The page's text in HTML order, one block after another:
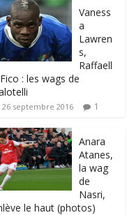
Vaness
a
Lawren
s,
Raffaell
: les wags de
26 septembre 2016 1
Anara
Atanes,
la wag
de
Nasri,
le haut (photos)